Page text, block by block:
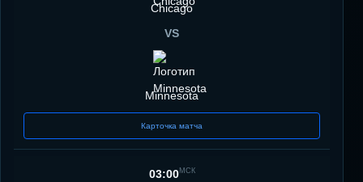
Chicago
VS
Minnesota
Карточка матча
03:00МСК